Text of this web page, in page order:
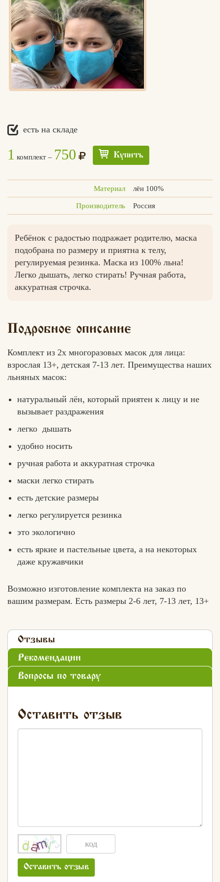
Вконтакте
Max
есть на складе
1 комплект – 750 Купить
Материал лён 100%
Производитель Россия
Ребёнок с радостью подражает родителю, маска
подобрана по размеру и приятна к телу,
регулируемая резинка. Маска из 100% льна!
Легко дышать, легко стирать! Ручная работа,
аккуратная строчка.
Подробное описание
Комплект из 2х многоразовых масок для лица:
взрослая 13+, детская 7-13 лет. Преимущества наших
льняных масок:
натуральный лён, который приятен к лицу и не
вызывает раздражения
легко дышать
удобно носить
ручная работа и аккуратная строчка
маски легко стирать
есть детские размеры
легко регулируется резинка
это экологично
есть яркие и пастельные цвета, а на некоторых
даже кружавчики
Возможно изготовление комплекта на заказ по
вашим размерам. Есть размеры 2-6 лет, 7-13 лет, 13+
Отзывы
Рекомендации
Вопросы по товару
Оставить отзыв
Оставить отзыв